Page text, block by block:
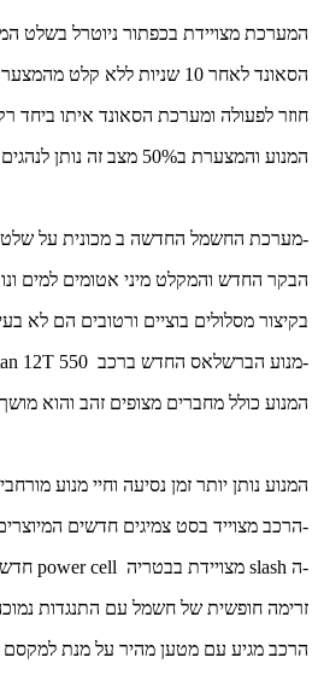
המערכת מצויידת בכפתור ניוטרל
הסאונד לאחר 10 שניות ללא קלט מהמצערת המנוע נכבה בכדי לחסוך בחשמל נגיעה קטנה חזרה במצערת והמנוע
חוזר לפעולה ומערכת הסאונד איתו
המנוע והמצערת ב50% מצב זה נותן לנהגים צעירים או מתחילים לשלוט על הרכב באופן בטיחותי ונעים לנסיעה התחלתית .
-מערכת החשמל החדשה ב מכונית על
הבקר החדש והמקלט מיני אטומים למים
בקיצור מסלולים בוציים ורטובים הם לא
-מנוע הברשלאס החדש ברכב 12T 550
המנוע כולל מחברים מצופים זהב והוא
המנוע נותן יותר זמן נסיעה וחיי מנוע
-הרכב מצוייד בסט צמיגים חדשים
-ה slash מצויידת בבטריה power cell
זרימה חופשית של חשמל עם התנגדות
הרכב מגיע עם מטען מהיר על מנת למקסם